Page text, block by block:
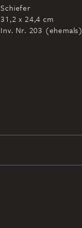
Schiefer
31,2 x 24,4 cm
Inv. Nr. 203 (ehemals)